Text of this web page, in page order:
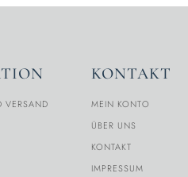
VERSAND
KONTAKT
MEIN KONTO
ÜBER UNS
KONTAKT
IMPRESSUM